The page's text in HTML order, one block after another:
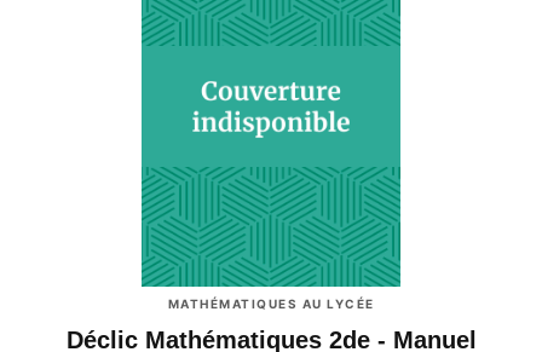
MATHÉMATIQUES AU LYCÉE
Déclic Mathématiques 2de - Manuel